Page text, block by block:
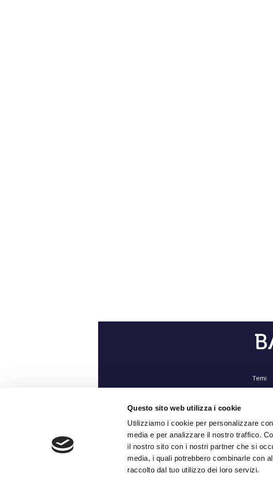
Questo sito web utilizza i cookie
Utilizziamo i cookie per personalizzare
media e per analizzare il nostro traffico.
il nostro sito con i nostri partner che si
media, i quali potrebbero combinarle con
raccolto dal tuo utilizzo dei loro servizi.
Temi
Chi siamo